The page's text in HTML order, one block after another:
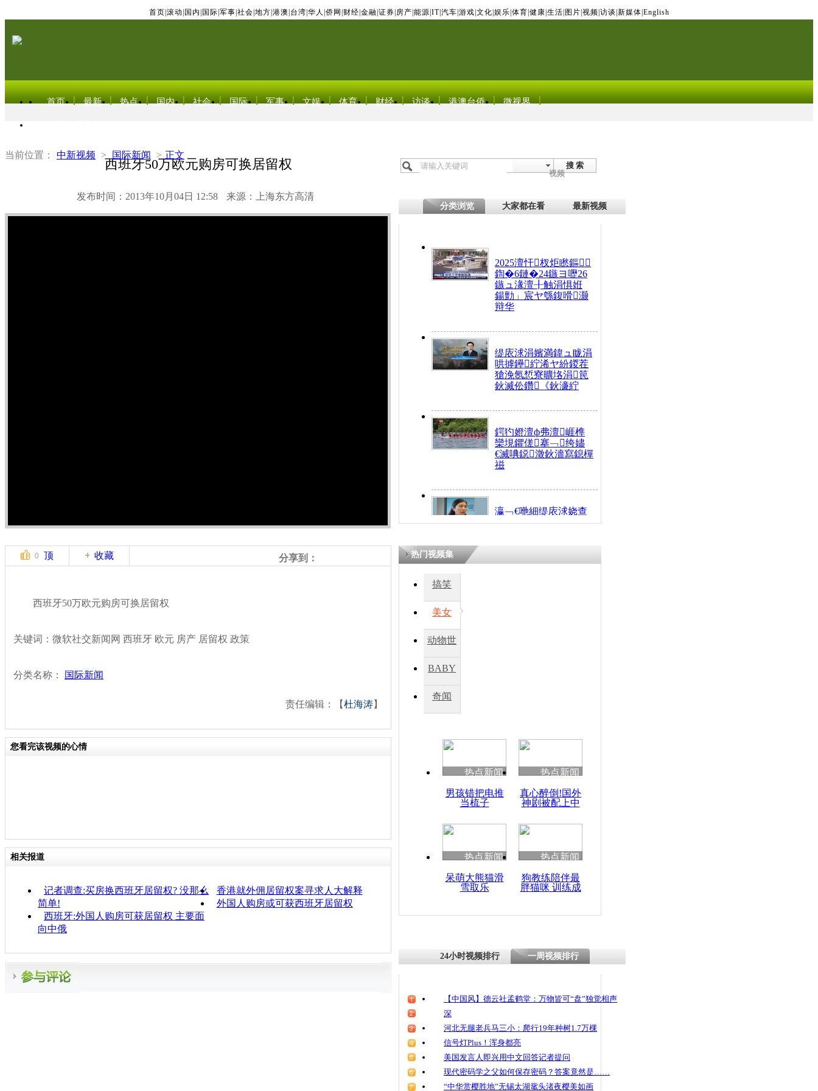
首页 滚动 国内 国际 军事 社会 地方 港澳 台湾 华人 侨网 财经 金融 证券 房产 能源 IT| 汽车 游戏 文化 娱乐 体育 健康 生活 图片 视频 访谈 新媒体 English
首页 最新 热点 国内 社会 国际 军事 文娱 体育 财经 访谈 港澳台侨 微视界
当前位置： 中新视频 > 国际新闻 > 正文
西班牙50万欧元购房可换居留权
发布时间：2013年10月04日 12:58 来源：上海东方高清
搜 索
视频
分类浏览 大家都在看 最新视频
2025澶忓杈炬矁鏂
鍧�6鏈�24鏃ヨ嚦26
鏃ュ湪澶╂触涓惧姙
鍚勯」宸ヤ綔鍑嗗灏
辩华
缇庡浗涓嬪満鍏ュ眬涓
哄摢鑸紵浠ヤ紛鍐茬
獊浼氬惁寮曠垎涓笢
鈥滅伀鑽《鈥濓紵
鍔犳嬁澶ф弗澶崕榫
欒垷鑺傞搴﹁绔嬧
€滅唺鐚澂鈥濇寫鎴樿
禌
瀛﹁€咃細缇庡浗娆查
€间笢鍗椾簹涓庝腑鍥
瘑灞€
0 顶 收藏 分享到：
西班牙50万欧元购房可换居留权
关键词：微软社交新闻网 西班牙 欧元 房产 居留权 政策
分类名称： 国际新闻
责任编辑：【杜海涛】
您看完该视频的心情
相关报道
记者调查:买房换西班牙居留权? 没那么
简单!
香港就外佣居留权案寻求人大解释
外国人购房或可获西班牙居留权
西班牙:外国人购房可获居留权 主要面
向中俄
热门视频集
搞笑
美女
动物世
BABY
秀
奇闻
热点新闻
男孩错把电推
当梳子
热点新闻
真心醉倒!国外
神剧被配上中
热点新闻
呆萌大熊猫滑
雪取乐
热点新闻
狗教练陪伴最
胖猫咪 训练成
24小时视频排行 一周视频排行
【中国风】德云社孟鹤堂：万物皆可“盘”独觉相声
深
河北无腿老兵马三小：爬行19年种树1.7万棵
信号灯Plus！浑身都亮
美国发言人即兴用中文回答记者提问
现代密码学之父如何保存密码？答案竟然是……
“中华赏樱胜地”无锡太湖鼋头渚夜樱美如画